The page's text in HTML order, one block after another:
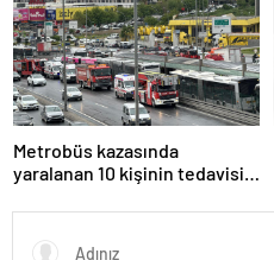
Metrobüs kazasında
yaralanan 10 kişinin tedavisi